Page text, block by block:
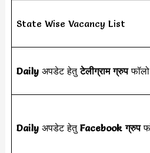
State Wise Vacancy List
Daily अपडेट हेतुटेलीग्राम ग्रुप
Daily अपडेट हेतुFacebook ग्रुप